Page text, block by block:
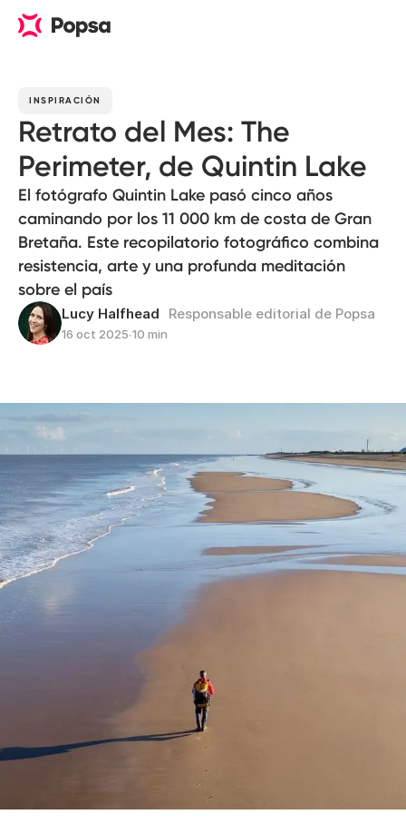
INSPIRACIÓN
Retrato del Mes: The
Perimeter, de Quintin Lake
El fotógrafo Quintin Lake pasó cinco años
caminando por los 11 000 km de costa de Gran
Bretaña. Este recopilatorio fotográfico combina
resistencia, arte y una profunda meditación
sobre el país
Lucy Halfhead Responsable editorial de Popsa
16 oct 2025∙10 min